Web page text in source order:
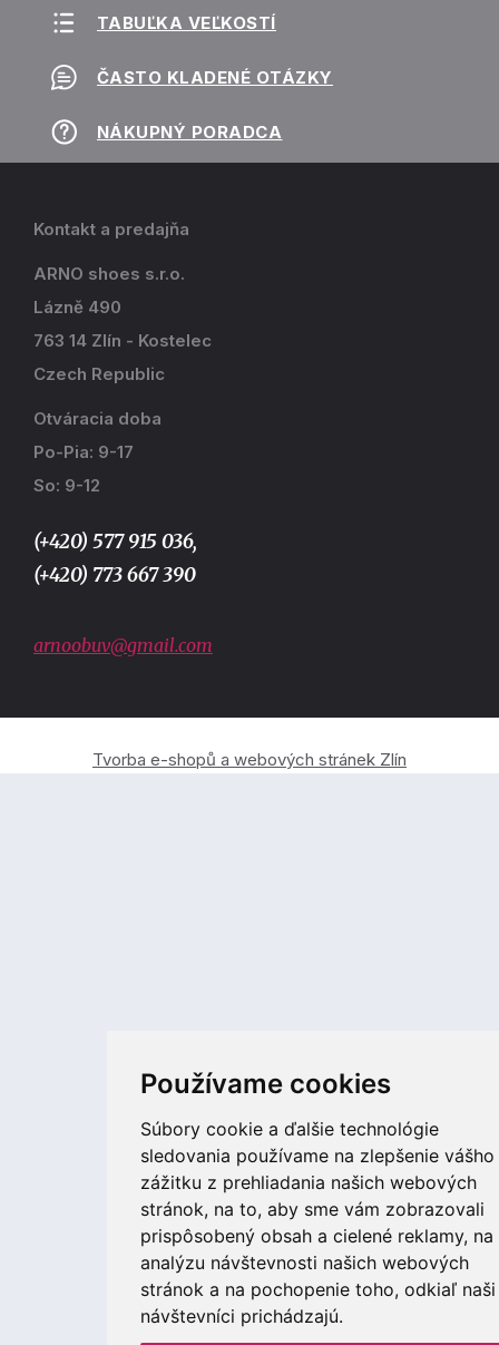
Používame cookies
Súbory cookie a ďalšie technológie
sledovania používame na zlepšenie vášho
zážitku z prehliadania našich webových
stránok, na to, aby sme vám zobrazovali
prispôsobený obsah a cielené reklamy, na
analýzu návštevnosti našich webových
stránok a na pochopenie toho, odkiaľ naši
návštevníci prichádzajú.
TABUĽKA VEĽKOSTÍ
ČASTO KLADENÉ OTÁZKY
NÁKUPNÝ PORADCA
Kontakt a predajňa
ARNO shoes s.r.o.
Lázně 490
763 14 Zlín - Kostelec
Czech Republic
Otváracia doba
Po-Pia: 9-17
So: 9-12
(+420) 577 915 036,
(+420) 773 667 390
arnoobuv@gmail.com
Tvorba e-shopů a webových stránek Zlín